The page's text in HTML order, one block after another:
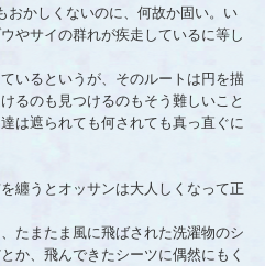
かしくないのに、何故か固い。い
やサイの群れが疾走しているに等し
いるというが、そのルートは円を描
るのも見つけるのもそう難しいこと
は遮られても何されても真っ直ぐに
纏うとオッサンは大人しくなって正
たまたま風に飛ばされた洗濯物のシ
か、飛んできたシーツに偶然にもく